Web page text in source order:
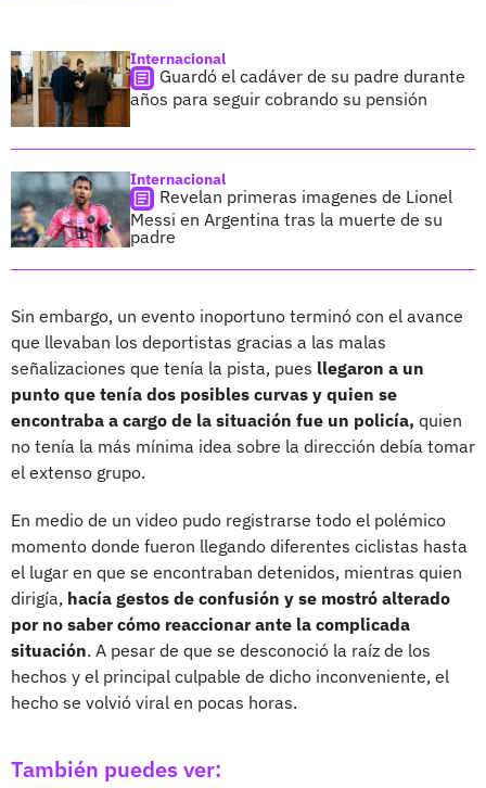
Internacional
Guardó el cadáver de su padre durante
años para seguir cobrando su pensión
Internacional
Revelan primeras imagenes de Lionel
Messi en Argentina tras la muerte de su
padre
Sin embargo, un evento inoportuno terminó con el avance
que llevaban los deportistas gracias a las malas
señalizaciones que tenía la pista, pues llegaron a un
punto que tenía dos posibles curvas y quien se
encontraba a cargo de la situación fue un policía, quien
no tenía la más mínima idea sobre la dirección debía tomar
el extenso grupo.
En medio de un video pudo registrarse todo el polémico
momento donde fueron llegando diferentes ciclistas hasta
el lugar en que se encontraban detenidos, mientras quien
dirigía, hacía gestos de confusión y se mostró alterado
por no saber cómo reaccionar ante la complicada
situación. A pesar de que se desconoció la raíz de los
hechos y el principal culpable de dicho inconveniente, el
hecho se volvió viral en pocas horas.
También puedes ver: